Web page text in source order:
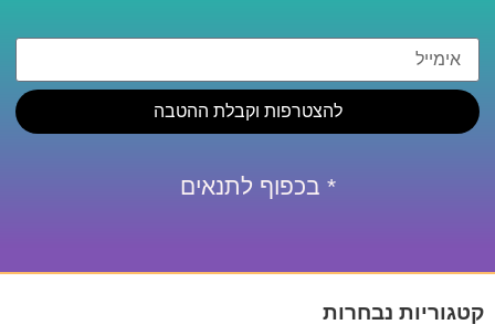
להצטרפות וקבלת ההטבה
* בכפוף לתנאים
קטגוריות נבחרות